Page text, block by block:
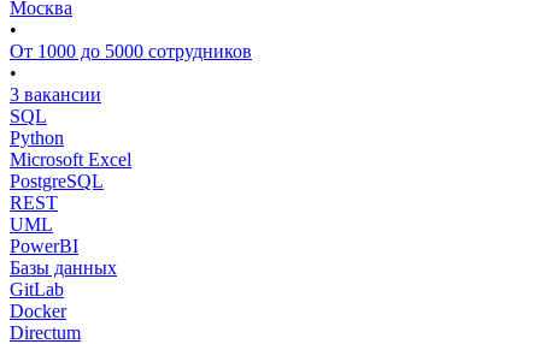
Москва
•
От 1000 до 5000 сотрудников
•
3 вакансии
SQL
Python
Microsoft Excel
PostgreSQL
REST
UML
PowerBI
Базы данных
GitLab
Docker
Directum